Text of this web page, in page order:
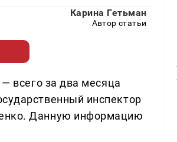
Карина Гетьман
Автор статьи
всего за два месяца
инспектор
Данную информацию